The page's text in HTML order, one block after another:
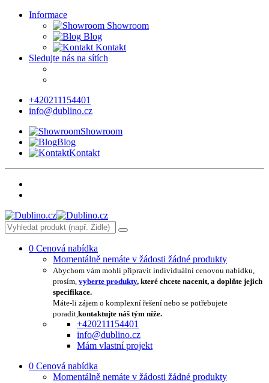
Informace
Showroom
Blog
Kontakt
Sledujte nás na sítích
+420211154401
info@dublino.cz
Showroom
Blog
Kontakt
0 Cenová nabídka
Momentálně nemáte v žádosti žádné produkty
Abychom vám mohli připravit individuální cenovou nabídku,
prosím, vyberte produkty, které chcete nacenit, a doplňte jejich
specifikace.
Máte-li zájem o komplexní řešení nebo se potřebujete
poradit,kontaktujte náš tým níže.
+420211154401
info@dublino.cz
Mám vlastní projekt
0 Cenová nabídka
Momentálně nemáte v žádosti žádné produkty